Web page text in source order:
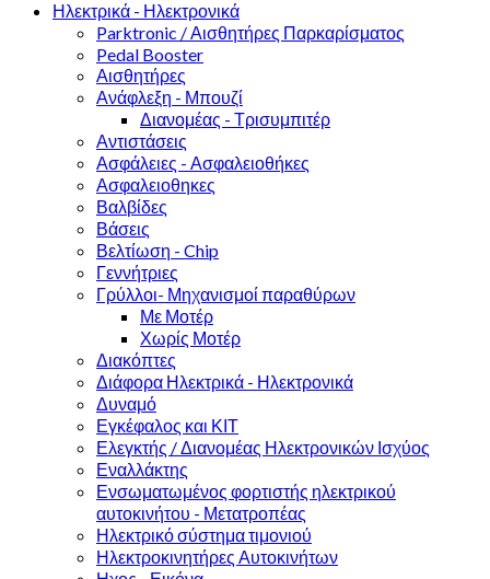
Ηλεκτρικά - Ηλεκτρονικά
Parktronic / Αισθητήρες Παρκαρίσματος
Pedal Booster
Αισθητήρες
Ανάφλεξη - Μπουζί
Διανομέας - Τρισυμπιτέρ
Αντιστάσεις
Ασφάλειες - Ασφαλειοθήκες
Ασφαλειοθηκες
Βαλβίδες
Βάσεις
Βελτίωση - Chip
Γεννήτριες
Γρύλλοι- Μηχανισμοί παραθύρων
Με Μοτέρ
Χωρίς Μοτέρ
Διακόπτες
Διάφορα Ηλεκτρικά - Ηλεκτρονικά
Δυναμό
Εγκέφαλος και ΚΙΤ
Ελεγκτής / Διανομέας Ηλεκτρονικών Ισχύος
Εναλλάκτης
Ενσωματωμένος φορτιστής ηλεκτρικού
αυτοκινήτου - Μετατροπέας
Ηλεκτρικό σύστημα τιμονιού
Ηλεκτροκινητήρες Αυτοκινήτων